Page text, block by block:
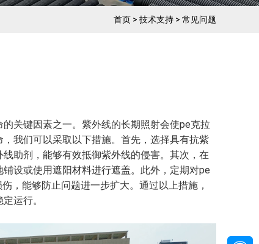
首页 > 技术支持 > 常见问题
关键因素之一。紫外线的长期照射会使pe克拉
我们可以采取以下措施。首先，选择具有抗紫
助剂，能够有效抵御紫外线的侵害。其次，在
设或使用遮阳材料进行遮盖。此外，定期对pe
，能够防止问题进一步扩大。通过以上措施，
运行。